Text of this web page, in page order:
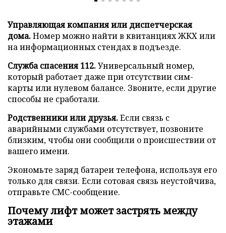
Управляющая компания или диспетчерская
дома.Номер можно найти в квитанциях ЖКХ или
на информационных стендах в подъезде.
Служба спасения 112.Универсальный номер,
который работает даже при отсутствии сим-
карты или нулевом балансе. Звоните, если другие
способы не сработали.
Родственники или друзья.Если связь с
аварийными службами отсутствует, позвоните
близким, чтобы они сообщили о происшествии от
вашего имени.
Экономьте заряд батареи телефона, используя его
только для связи. Если сотовая связь неустойчива,
отправьте СМС-сообщение.
Почему лифт может застрять между
этажами